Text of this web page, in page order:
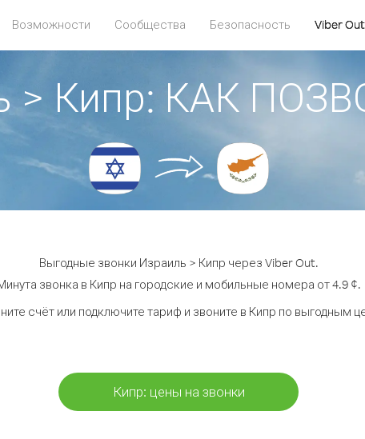
Возможности Сообщества Безопасность Viber Out
> Кипр: КАК
Выгодные звонки Израиль > Кипр через Viber Out.
звонка в Кипр на городские и мобильные номера от 4.9 ¢.
счёт или подключите тариф и звоните в Кипр по выгодным
Кипр: цены на звонки